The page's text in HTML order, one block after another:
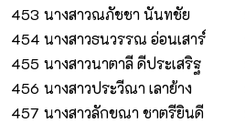
453 นางสาวณภัชชา นันทชัย
454 นางสาวธนวรรณ อ่อนเสาร์
455 นางสาวนาตาลี ดีประเสริฐ
456 นางสาวประวีณา เลาย้าง
457 นางสาวลักขณา ชาตรียินดี